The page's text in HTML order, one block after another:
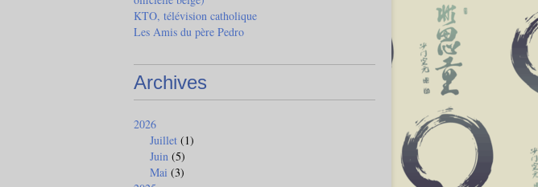
KTO, télévision catholique
Les Amis du père Pedro
Archives
2026
Juillet (1)
Juin (5)
Mai (3)